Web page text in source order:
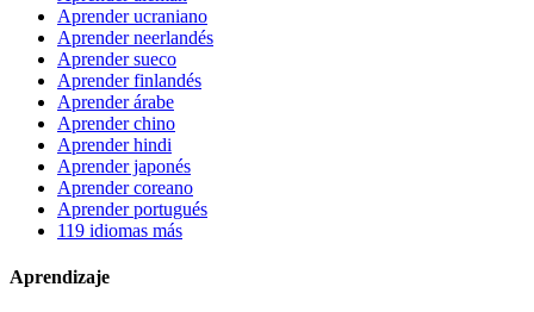
Aprender ucraniano
Aprender neerlandés
Aprender sueco
Aprender finlandés
Aprender árabe
Aprender chino
Aprender hindi
Aprender japonés
Aprender coreano
Aprender portugués
119 idiomas más
Aprendizaje